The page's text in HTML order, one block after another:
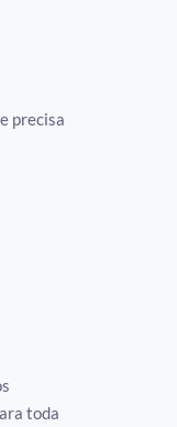
precisa
toda